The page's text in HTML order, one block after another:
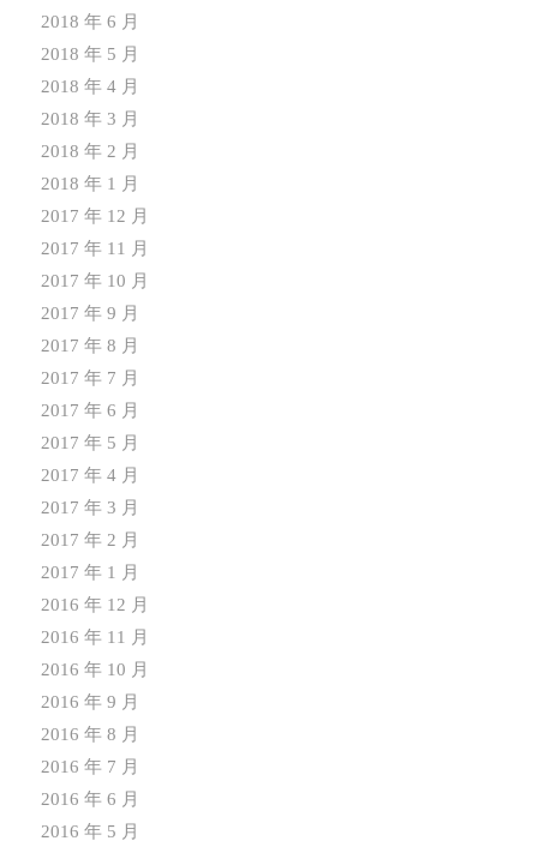
2018 年 6 月
2018 年 5 月
2018 年 4 月
2018 年 3 月
2018 年 2 月
2018 年 1 月
2017 年 12 月
2017 年 11 月
2017 年 10 月
2017 年 9 月
2017 年 8 月
2017 年 7 月
2017 年 6 月
2017 年 5 月
2017 年 4 月
2017 年 3 月
2017 年 2 月
2017 年 1 月
2016 年 12 月
2016 年 11 月
2016 年 10 月
2016 年 9 月
2016 年 8 月
2016 年 7 月
2016 年 6 月
2016 年 5 月